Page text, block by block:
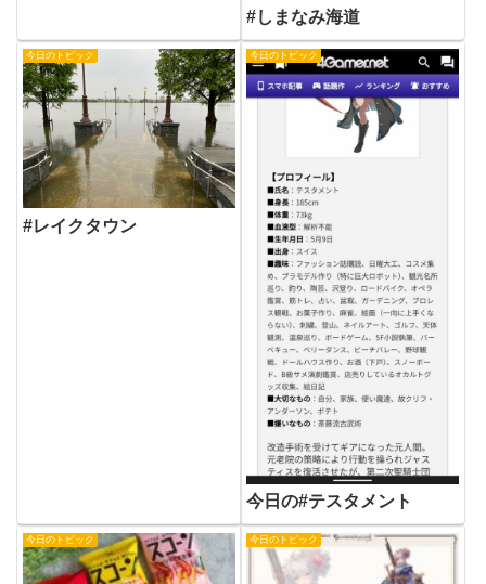
#しまなみ海道
今日のトピック
#レイクタウン
今日のトピック
今日の#テスタメント
今日のトピック 今日のトピック